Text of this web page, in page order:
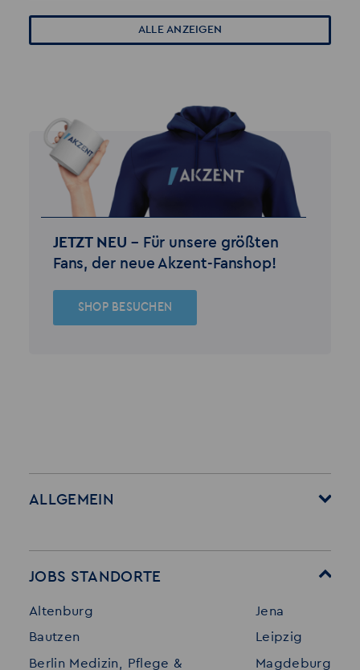
ALLE ANZEIGEN
JETZT NEU – Für unsere größten
Fans, der neue Akzent-Fanshop!
SHOP BESUCHEN
ALLGEMEIN
Für Bewerber
Stellenangebote
Initiativ bewerben
Merkzettel
Referenzen
Interne Jobs
JOBS STANDORTE
Altenburg
Bautzen
Berlin Medizin, Pflege &
Jena
Leipzig
Magdeburg